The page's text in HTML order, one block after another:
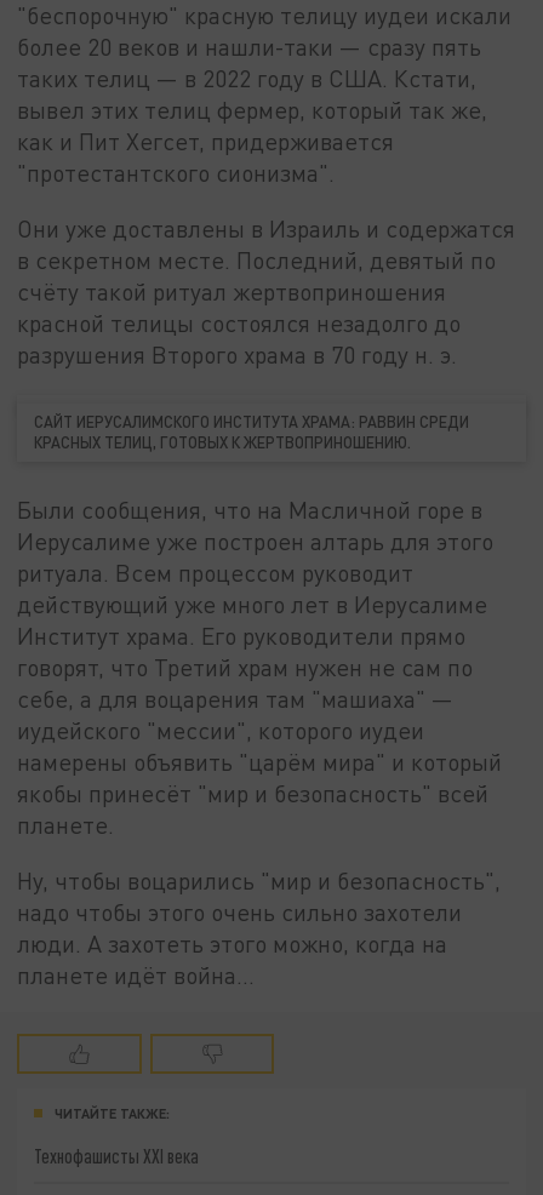
"беспорочную" красную телицу иудеи искали
более 20 веков и нашли-таки — сразу пять
таких телиц — в 2022 году в США. Кстати,
вывел этих телиц фермер, который так же,
как и Пит Хегсет, придерживается
"протестантского сионизма".
Они уже доставлены в Израиль и содержатся
в секретном месте. Последний, девятый по
счёту такой ритуал жертвоприношения
красной телицы состоялся незадолго до
разрушения Второго храма в 70 году н. э.
САЙТ ИЕРУСАЛИМСКОГО ИНСТИТУТА ХРАМА: РАВВИН СРЕДИ
КРАСНЫХ ТЕЛИЦ, ГОТОВЫХ К ЖЕРТВОПРИНОШЕНИЮ.
Были сообщения, что на Масличной горе в
Иерусалиме уже построен алтарь для этого
ритуала. Всем процессом руководит
действующий уже много лет в Иерусалиме
Институт храма. Его руководители прямо
говорят, что Третий храм нужен не сам по
себе, а для воцарения там "машиаха" —
иудейского "мессии", которого иудеи
намерены объявить "царём мира" и который
якобы принесёт "мир и безопасность" всей
планете.
Ну, чтобы воцарились "мир и безопасность",
надо чтобы этого очень сильно захотели
люди. А захотеть этого можно, когда на
планете идёт война…
ЧИТАЙТЕ ТАКЖЕ:
Технофашисты XXI века